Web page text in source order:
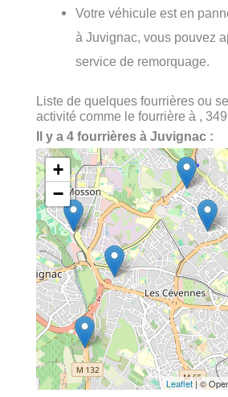
Votre véhicule est en
à Juvignac, vous pouvez
service de remorquage.
Liste de quelques fourrières ou
activité comme le fourrière à ,
Il y a 4 fourrières à Juvignac :
+
−
Leaflet| ©